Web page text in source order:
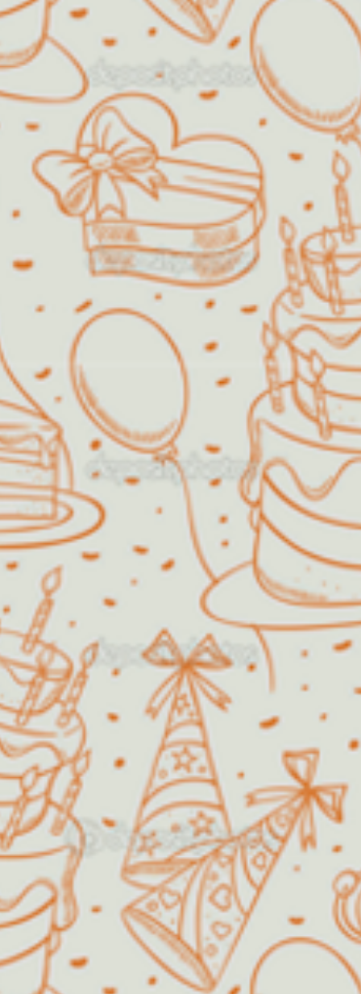
Será um prazer receber a sua visita
e poder dividir um momento especial
com você!!
Decorações
Horário de funcionamento:
Segunda a Sexta
14h00 as
Fins de semana /
Feriados
Agendar!